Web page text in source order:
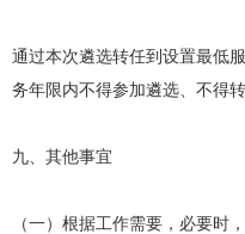
通过本次遴选转任到设置最低
务年限内不得参加遴选、不得
九、其他事宜
（一）根据工作需要，必要时